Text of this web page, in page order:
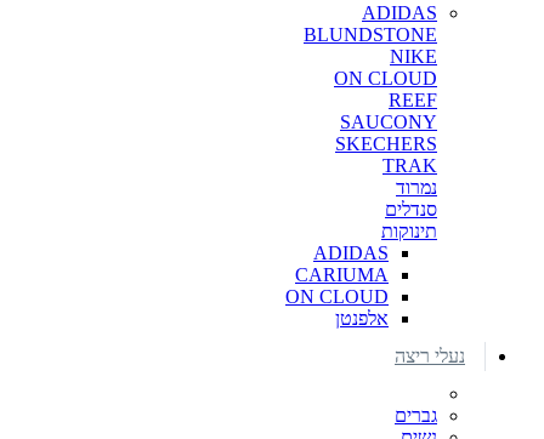
ADIDAS
BLUNDSTONE
NIKE
ON CLOUD
REEF
SAUCONY
SKECHERS
TRAK
נמרוד
סנדלים
תינוקות
ADIDAS
CARIUMA
ON CLOUD
אלפנטן
נעלי ריצה
גברים